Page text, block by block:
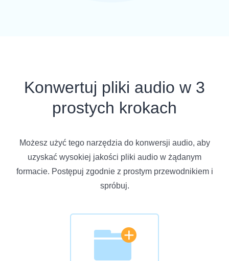
Konwertuj pliki audio w 3
prostych krokach
Możesz użyć tego narzędzia do konwersji audio, aby
uzyskać wysokiej jakości pliki audio w żądanym
formacie. Postępuj zgodnie z prostym przewodnikiem i
spróbuj.